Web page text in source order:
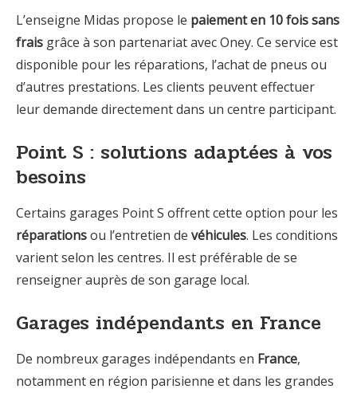
L’enseigne Midas propose le paiement en 10 fois sans
frais grâce à son partenariat avec Oney. Ce service est
disponible pour les réparations, l’achat de pneus ou
d’autres prestations. Les clients peuvent effectuer
leur demande directement dans un centre participant.
Point S : solutions adaptées à vos
besoins
Certains garages Point S offrent cette option pour les
réparationsou l’entretien de véhicules. Les conditions
varient selon les centres. Il est préférable de se
renseigner auprès de son garage local.
Garages indépendants en France
De nombreux garages indépendants en France,
notamment en région parisienne et dans les grandes